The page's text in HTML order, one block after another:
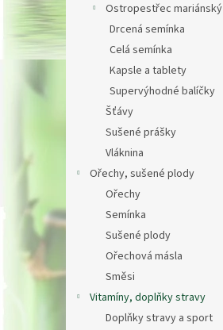
Ostropestřec mariánský
Drcená semínka
Celá semínka
Kapsle a tablety
Supervýhodné balíčky
Šťávy
Sušené prášky
Vláknina
Ořechy, sušené plody
Ořechy
Semínka
Sušené plody
Ořechová másla
Směsi
Vitamíny, doplňky stravy
Doplňky stravy a sport